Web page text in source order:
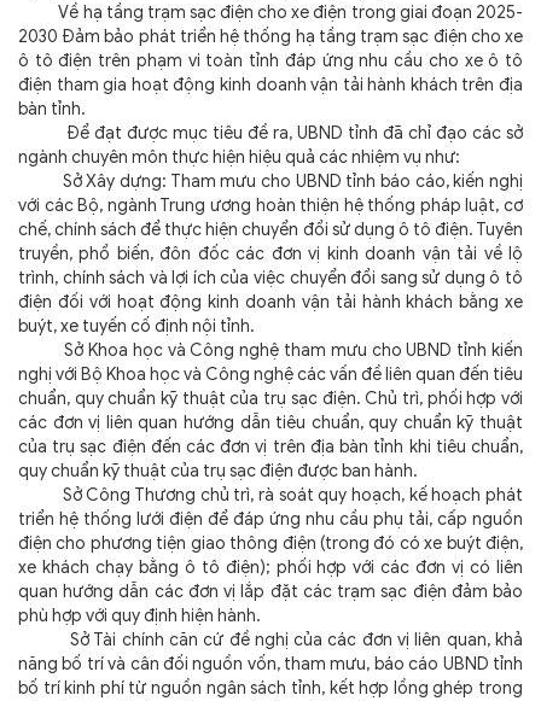
Về hạ tầng trạm sạc điện cho xe điện trong giai đoạn 2025-
2030 Đảm bảo phát triển hệ thống hạ tầng trạm sạc điện cho xe
ô tô điện trên phạm vi toàn tỉnh đáp ứng nhu cầu cho xe ô tô
điện tham gia hoạt động kinh doanh vận tải hành khách trên địa
bàn tỉnh.
Để đạt được mục tiêu đề ra, UBND tỉnh đã chỉ đạo các sở
ngành chuyên môn thực hiện hiệu quả các nhiệm vụ như:
Sở Xây dựng: Tham mưu cho UBND tỉnh báo cáo, kiến nghị
với các Bộ, ngành Trung ương hoàn thiện hệ thống pháp luật, cơ
chế, chính sách để thực hiện chuyển đổi sử dụng ô tô điện. Tuyên
truyền, phổ biến, đôn đốc các đơn vị kinh doanh vận tải về lộ
trình, chính sách và lợi ích của việc chuyển đổi sang sử dụng ô tô
điện đối với hoạt động kinh doanh vận tải hành khách bằng xe
buýt, xe tuyến cố định nội tỉnh.
Sở Khoa học và Công nghệ tham mưu cho UBND tỉnh kiến
nghị với Bộ Khoa học và Công nghệ các vấn đề liên quan đến tiêu
chuẩn, quy chuẩn kỹ thuật của trụ sạc điện. Chủ trì, phối hợp với
các đơn vị liên quan hướng dẫn tiêu chuẩn, quy chuẩn kỹ thuật
của trụ sạc điện đến các đơn vị trên địa bàn tỉnh khi tiêu chuẩn,
quy chuẩn kỹ thuật của trụ sạc điện được ban hành.
Sở Công Thương chủ trì, rà soát quy hoạch, kế hoạch phát
triển hệ thống lưới điện để đáp ứng nhu cầu phụ tải, cấp nguồn
điện cho phương tiện giao thông điện (trong đó có xe buýt điện,
xe khách chạy bằng ô tô điện); phối hợp với các đơn vị có liên
quan hướng dẫn các đơn vị lắp đặt các trạm sạc điện đảm bảo
phù hợp với quy định hiện hành.
Sở Tài chính căn cứ đề nghị của các đơn vị liên quan, khả
năng bố trí và cân đối nguồn vốn, tham mưu, báo cáo UBND tỉnh
bố trí kinh phí từ nguồn ngân sách tỉnh, kết hợp lồng ghép trong